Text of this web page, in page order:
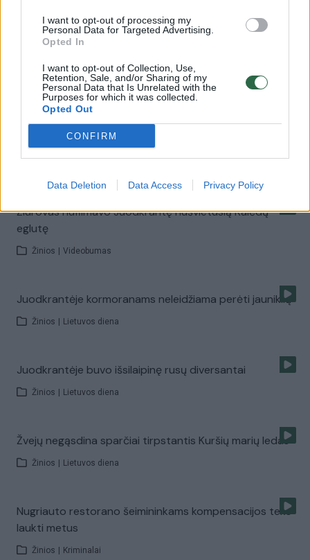
I want to opt-out of processing my
Personal Data for Targeted Advertising.
Opted In
I want to opt-out of Collection, Use,
Retention, Sale, and/or Sharing of my
Personal Data that Is Unrelated with the
Purposes for which it was collected.
Opted Out
CONFIRM
Data Deletion Data Access Privacy Policy
00:03:02
Fotografas apsilankė Kuršių nerijoje ir pašiurpo dėl to,
Žinios | Gyvenimo būdas
Poilsiautojai apie 4 kartus pabrangusią rinkliavą į Kuršių
neriją — plėšikavimas
Žiūrovas nufilmavo Juodkrantę nušvietusią Kalėdų
eglutę
Žinios Videobumas
Juodkrantėje kormoranams neleidžiama perėti jauniklių
Žinios Lietuvos diena
Juodkrantėje buvo išsilaipinę rusų diversantai
Žinios Lietuvos diena
Žvejų negąsdina sparčiai tirpstantis Kuršių marių ledas
Žinios Lietuvos diena
Nugriauto restorano šeimininkams kompensacijos teks
laukti metus
Žinios Kriminalai